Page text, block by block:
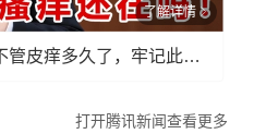
了解详情
凡是皮肤瘙痒1月以上，不管皮痒多久了，牢记此法，快！准！狠！
打开腾讯新闻查看更多